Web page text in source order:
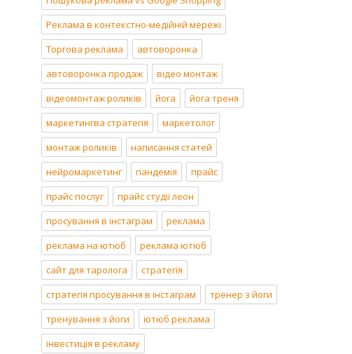
Реклама в контекстно-медійній мережі
Торгова реклама
автоворонка
автоворонка продаж
відео монтаж
відеомонтаж роликів
йога
йога треня
маркетингва стратегія
маркетолог
монтаж роликів
написання статей
нейромаркетинг
пандемія
прайс
прайс послуг
прайс студії леон
просування в інстаграм
реклама
реклама на ютюб
реклама ютюб
сайт для таролога
стратегія
стратегія просування в інстаграм
тренер з йоги
тренування з йоги
ютюб реклама
інвестиція в рекламу